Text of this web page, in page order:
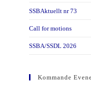
SSBAktuellt nr 73
Call for motions
SSBA/SSDL 2026
Kommande